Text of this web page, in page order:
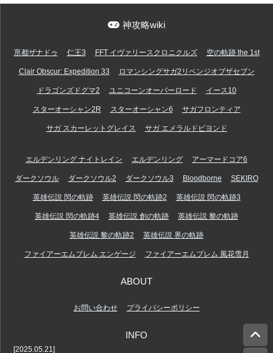
神攻略wiki
亰都ザナドゥ 仁王3 FFT イヴァリースクロニクルズ 空の軌跡 the 1st
Clair Obscur: Expedition 33 ロマンシングサガ2リベンジオブザセブン
ドラゴンズドグマ2 ユニコーンオーバーロード イース10
スターオーシャン2R スターオーシャン6 サガフロンティア
サガ スカーレットグレイス サガ エメラルドビヨンド
エルデンリング ナイトレイン エルデンリング アーマードコア6
ダークソウル ダークソウル2 ダークソウル3 Bloodborne SEKIRO
英雄伝説 閃の軌跡 英雄伝説 閃の軌跡2 英雄伝説 閃の軌跡3
英雄伝説 閃の軌跡4 英雄伝説 創の軌跡 英雄伝説 黎の軌跡
英雄伝説 黎の軌跡2 英雄伝説 界の軌跡
ファイアーエムブレム エンゲージ ファイアーエムブレム 風花雪月
ABOUT
お問い合わせ プライバシーポリシー
INFO
[2025.05.21]